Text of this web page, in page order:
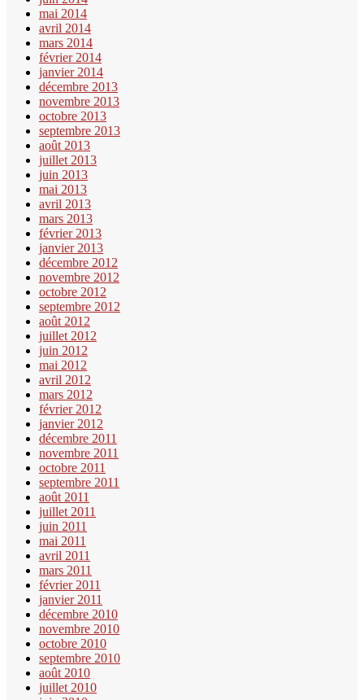
mai 2014
avril 2014
mars 2014
février 2014
janvier 2014
décembre 2013
novembre 2013
octobre 2013
septembre 2013
août 2013
juillet 2013
juin 2013
mai 2013
avril 2013
mars 2013
février 2013
janvier 2013
décembre 2012
novembre 2012
octobre 2012
septembre 2012
août 2012
juillet 2012
juin 2012
mai 2012
avril 2012
mars 2012
février 2012
janvier 2012
décembre 2011
novembre 2011
octobre 2011
septembre 2011
août 2011
juillet 2011
juin 2011
mai 2011
avril 2011
mars 2011
février 2011
janvier 2011
décembre 2010
novembre 2010
octobre 2010
septembre 2010
août 2010
juillet 2010